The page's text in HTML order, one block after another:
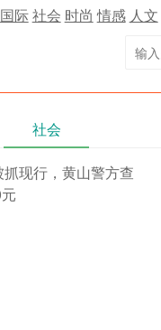
国际社会 时尚 情感 人文
社会